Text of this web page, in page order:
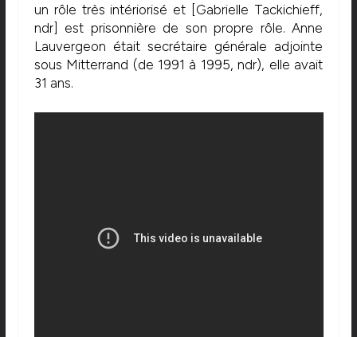
un rôle très intériorisé et [Gabrielle Tackichieff,
ndr] est prisonnière de son propre rôle. Anne
Lauvergeon était secrétaire générale adjointe
sous Mitterrand (de 1991 à 1995, ndr), elle avait
31 ans.